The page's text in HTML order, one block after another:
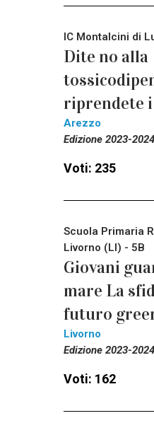
IC Montalcini di
Dite no alla
riprendete
Arezzo
Edizione 2023-2024
Voti: 235
Scuola Primaria
Livorno (LI) - 5B
Giovani
mare La
futuro
Livorno
Edizione 2023-2024
Voti: 162